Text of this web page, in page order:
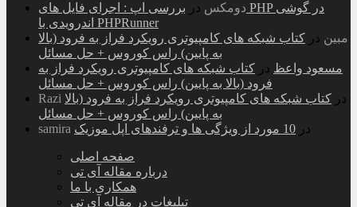
دومکس در بررسی اپ : اجرای فایل های PHP در گوشی
اندرویدی با PHPRunner
مبین در کتاب شبکه های کامپیوتری رویکرد فراز به فرود (بالا
به پایین) راس کوروس + حل مسائل
مسعود واعظ در کتاب شبکه های کامپیوتری رویکرد فراز به
فرود (بالا به پایین) راس کوروس + حل مسائل
Razi
در کتاب شبکه های کامپیوتری رویکرد فراز به فرود (بالا
به پایین) راس کوروس + حل مسائل
samira
در 10 مورد از ویژگی ها و ترفندهای اپل موزیک
صفحه اصلی
درباره مقاله آی تی
همکاری با ما
تبلیغات در مقاله آی تی